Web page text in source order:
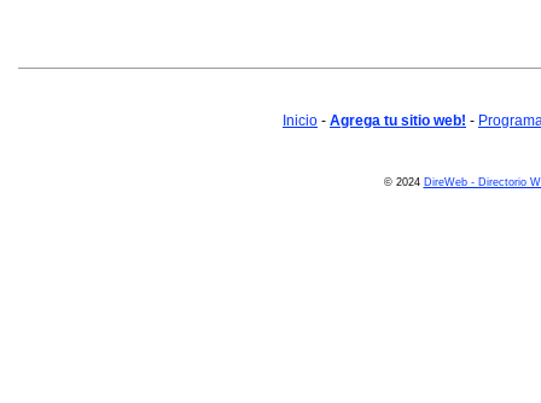
Inicio - Agrega tu sitio web! -
© 2024 DireWeb - Directorio